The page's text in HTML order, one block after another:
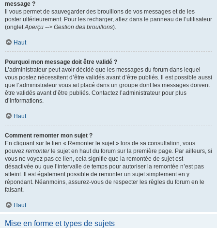
message ?
Il vous permet de sauvegarder des brouillons de vos messages et de les
poster ultérieurement. Pour les recharger, allez dans le panneau de l’utilisateur
(ongletAperçu --> Gestion des brouillons).
Haut
Pourquoi mon message doit être validé ?
L’administrateur peut avoir décidé que les messages du forum dans lequel
vous postez nécessitent d’être validés avant d’être publiés. Il est possible aussi
que l’administrateur vous ait placé dans un groupe dont les messages doivent
être validés avant d’être publiés. Contactez l’administrateur pour plus
d’informations.
Haut
Comment remonter mon sujet ?
En cliquant sur le lien « Remonter le sujet » lors de sa consultation, vous
pouvez remonterle sujet en haut du forum sur la première page. Par ailleurs, si
vous ne voyez pas ce lien, cela signifie que la remontée de sujet est
désactivée ou que l’intervalle de temps pour autoriser la remontée n’est pas
atteint. Il est également possible de remonter un sujet simplement en y
répondant. Néanmoins, assurez-vous de respecter les règles du forum en le
faisant.
Haut
Mise en forme et types de sujets